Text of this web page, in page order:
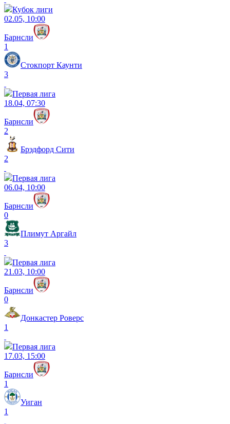
Кубок лиги
02.05, 10:00
Барнсли
1
Стокпорт Каунти
3
Первая лига
18.04, 07:30
Барнсли
2
Брэдфорд Сити
2
Первая лига
06.04, 10:00
Барнсли
0
Плимут Аргайл
3
Первая лига
21.03, 10:00
Барнсли
0
Донкастер Роверс
1
Первая лига
17.03, 15:00
Барнсли
1
Уиган
1